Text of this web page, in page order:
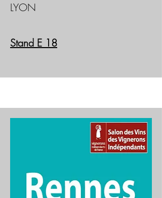
LYON
Stand E 18